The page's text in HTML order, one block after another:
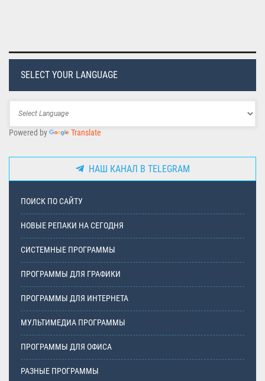
SELECT YOUR LANGUAGE
Powered by Translate
НАШ КАНАЛ В TELEGRAM
ПОИСК ПО САЙТУ
НОВЫЕ РЕПАКИ НА СЕГОДНЯ
СИСТЕМНЫЕ ПРОГРАММЫ
ПРОГРАММЫ ДЛЯ ГРАФИКИ
ПРОГРАММЫ ДЛЯ ИНТЕРНЕТА
МУЛЬТИМЕДИА ПРОГРАММЫ
ПРОГРАММЫ ДЛЯ ОФИСА
РАЗНЫЕ ПРОГРАММЫ